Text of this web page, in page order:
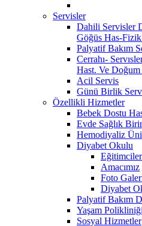
Servisler
Dahili Servisler
Göğüs Has-Fizik
Palyatif Bakım
Cerrahı-
Hast. Ve Doğum
Acil Servis
Günü Birlik
Özellikli Hizmetler
Bebek Dostu
Evde Sağlık
Hemodiyaliz
Diyabet Okulu
Amacımız
Foto
Diyabet
Palyatif Bakım
Yaşam Polikliniği
Sosyal Hizmetler